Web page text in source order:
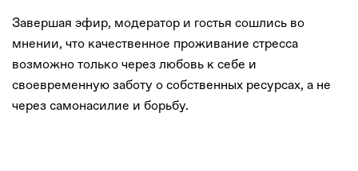
Завершая эфир, модератор и гостья сошлись во
мнении, что качественное проживание стресса
возможно только через любовь к себе и
своевременную заботу о собственных ресурсах, а не
через самонасилие и борьбу.